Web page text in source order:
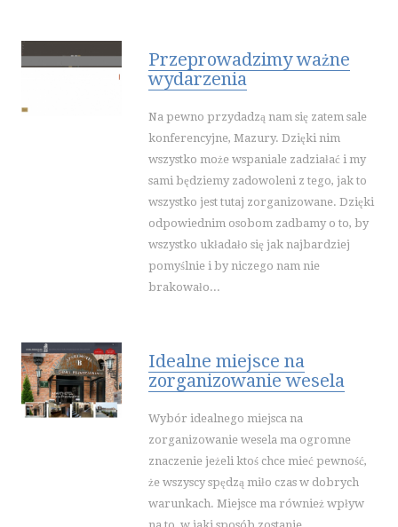
HOTELE I NOCLEGI
PODRÓŻE
WDZIĘK
DIETETYKA, ODCHUDZANIE
KOSMETYKI
LECZENIE
SALONY KOSMETYCZNE
SPRZĘT MEDYCZNY
SOFTWARE
KONTAKT
Przeprowadzimy ważne
wydarzenia
Na pewno przydadzą nam się zatem sale
konferencyjne, Mazury. Dzięki nim
wszystko może wspaniale zadziałać i my
sami będziemy zadowoleni z tego, jak to
wszystko jest tutaj zorganizowane. Dzięki
odpowiednim osobom zadbamy o to, by
wszystko układało się jak najbardziej
pomyślnie i by niczego nam nie
brakowało...
Idealne miejsce na
zorganizowanie wesela
Wybór idealnego miejsca na
zorganizowanie wesela ma ogromne
znaczenie jeżeli ktoś chce mieć pewność,
że wszyscy spędzą miło czas w dobrych
warunkach. Miejsce ma również wpływ